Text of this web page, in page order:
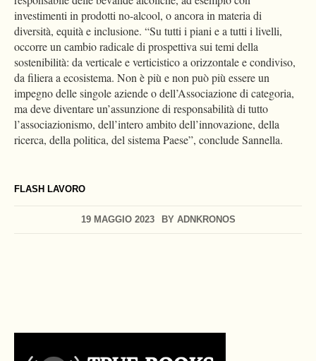
FLASH LAVORO
19 MAGGIO 2023 BY ADNKRONOS
investimenti in prodotti no-alcool, o ancora in materia di
diversità, equità e inclusione. “Su tutti i piani e a tutti i livelli,
occorre un cambio radicale di prospettiva sui temi della
sostenibilità: da verticale e verticistico a orizzontale e condiviso,
da filiera a ecosistema. Non è più e non può più essere un
impegno delle singole aziende o dell’Associazione di categoria,
ma deve diventare un’assunzione di responsabilità di tutto
l’associazionismo, dell’intero ambito dell’innovazione, della
ricerca, della politica, del sistema Paese”, conclude Sannella.